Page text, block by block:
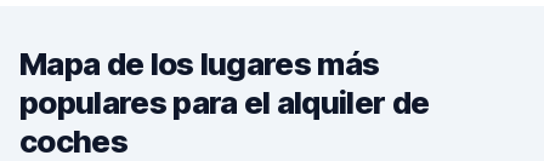
Mapa de los lugares más
populares para el alquiler de
coches